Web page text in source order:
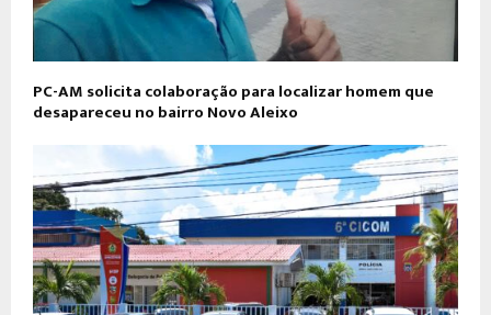
PC-AM solicita colaboração para localizar homem que
desapareceu no bairro Novo Aleixo